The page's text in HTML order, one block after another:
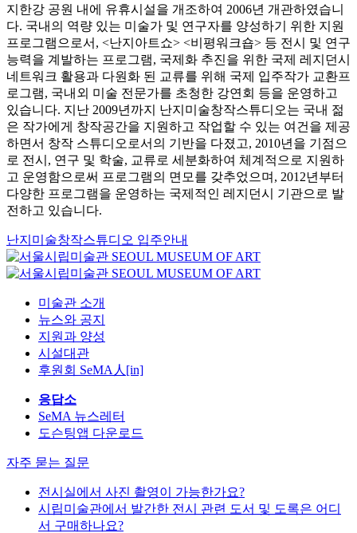
지한강 공원 내에 유휴시설을 개조하여 2006년 개관하였습니
다. 국내의 역량 있는 미술가 및 연구자를 양성하기 위한 지원
프로그램으로서, <난지아트쇼> <비평워크숍> 등 전시 및 연구
능력을 계발하는 프로그램, 국제화 추진을 위한 국제 레지던시
네트워크 활용과 다원화 된 교류를 위해 국제 입주작가 교환프
로그램, 국내외 미술 전문가를 초청한 강연회 등을 운영하고
있습니다. 지난 2009년까지 난지미술창작스튜디오는 국내 젊
은 작가에게 창작공간을 지원하고 작업할 수 있는 여건을 제공
하면서 창작 스튜디오로서의 기반을 다졌고, 2010년을 기점으
로 전시, 연구 및 학술, 교류로 세분화하여 체계적으로 지원하
고 운영함으로써 프로그램의 면모를 갖추었으며, 2012년부터
다양한 프로그램을 운영하는 국제적인 레지던시 기관으로 발
전하고 있습니다.
난지미술창작스튜디오 입주안내
미술관 소개
뉴스와 공지
지원과 양성
시설대관
후원회 SeMA人[in]
응답소
SeMA 뉴스레터
도슨팅앱 다운로드
자주 묻는 질문
전시실에서 사진 촬영이 가능한가요?
시립미술관에서 발간한 전시 관련 도서 및 도록은 어디
서 구매하나요?